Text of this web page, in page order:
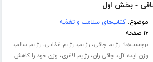
- بخش اول
موضوع:کتاب‌های سلامت و تغذیه
۱۶ صفحه
برچسب‌ها:رژیم چاقی،رژیم،رژیم غذایی،رژیم سالم،
وزن ایده آل، چاقی ران،رژیم لاغری، وزن خود را کاهش